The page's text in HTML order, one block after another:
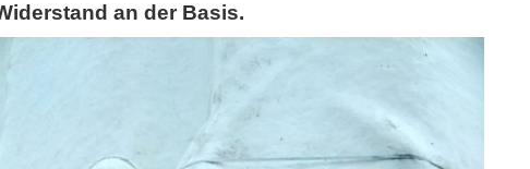
an der Basis.